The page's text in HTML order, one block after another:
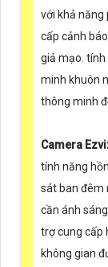
với khả năng
cấp cảnh
giả mạo. tính
minh khuôn
thông minh
Camera
tính năng
sát ban đêm
cần ánh
trợ cung cấp
không gian